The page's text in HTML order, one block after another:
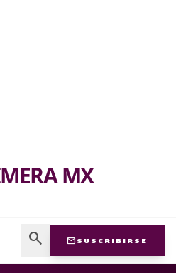
MX
search mail SUSCRIBIRSE